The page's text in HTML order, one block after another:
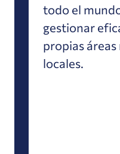
todo el
gestionar
propias
locales.